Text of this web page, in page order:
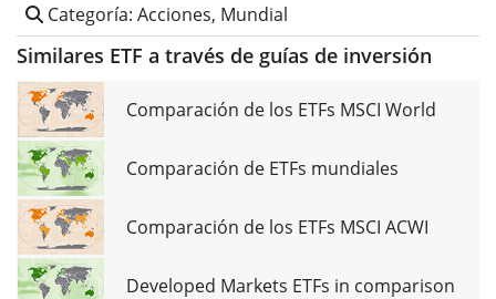
Categoría: Acciones, Mundial
Similares ETF a través de guías de inversión
Comparación de los ETFs MSCI World
Comparación de ETFs mundiales
Comparación de los ETFs MSCI ACWI
Developed Markets ETFs in comparison